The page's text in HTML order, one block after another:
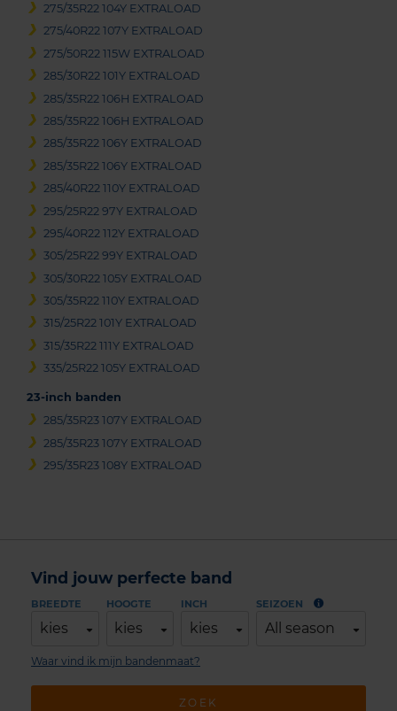
275/35R22 104Y EXTRALOAD
275/40R22 107Y EXTRALOAD
275/50R22 115W EXTRALOAD
285/30R22 101Y EXTRALOAD
285/35R22 106H EXTRALOAD
285/35R22 106H EXTRALOAD
285/35R22 106Y EXTRALOAD
285/35R22 106Y EXTRALOAD
285/40R22 110Y EXTRALOAD
295/25R22 97Y EXTRALOAD
295/40R22 112Y EXTRALOAD
305/25R22 99Y EXTRALOAD
305/30R22 105Y EXTRALOAD
305/35R22 110Y EXTRALOAD
315/25R22 101Y EXTRALOAD
315/35R22 111Y EXTRALOAD
335/25R22 105Y EXTRALOAD
23-inch banden
285/35R23 107Y EXTRALOAD
285/35R23 107Y EXTRALOAD
295/35R23 108Y EXTRALOAD
Vind jouw perfecte band
BREEDTE
kies
HOOGTE
kies
INCH
kies
SEIZOEN
All season
ZOEK
Waar vind ik mijn bandenmaat?